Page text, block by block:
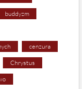
buddyzm
cenzura
Chrystus